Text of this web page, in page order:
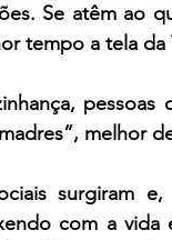
Se atêm ao
tempo a tela
melhor
surgiram
com a